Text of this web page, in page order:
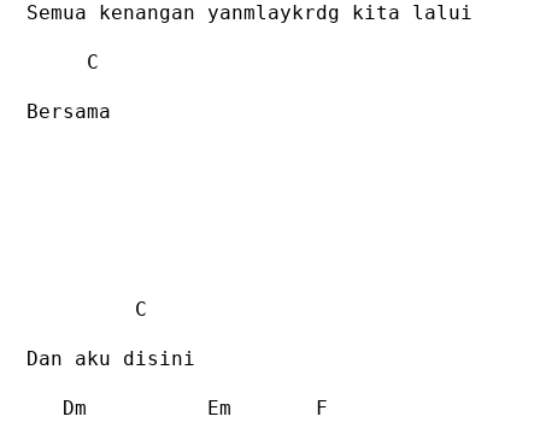
Semua kenangan yanmlaykrdg kita lalui
C
Bersama
C
Dan aku disini
Dm Em F